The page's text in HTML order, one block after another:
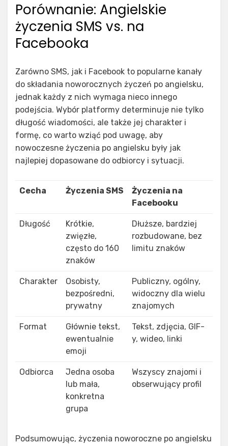
Porównanie: Angielskie
życzenia SMS vs. na
Facebooka
Zarówno SMS, jak i Facebook to popularne kanały
do składania noworocznych życzeń po angielsku,
jednak każdy z nich wymaga nieco innego
podejścia. Wybór platformy determinuje nie tylko
długość wiadomości, ale także jej charakter i
formę, co warto wziąć pod uwagę, aby
nowoczesne życzenia po angielsku były jak
najlepiej dopasowane do odbiorcy i sytuacji.
Cecha Życzenia SMS
Życzenia na
Facebooku
Długość
Krótkie,
zwięzłe,
często do 160
znaków
Dłuższe, bardziej
rozbudowane, bez
limitu znaków
Charakter
Osobisty,
bezpośredni,
prywatny
Publiczny, ogólny,
widoczny dla wielu
znajomych
Format
Głównie tekst,
ewentualnie
emoji
Tekst, zdjęcia, GIF-
y, wideo, linki
Odbiorca
Jedna osoba
lub mała,
konkretna
grupa
Wszyscy znajomi i
obserwujący profil
Podsumowując, życzenia noworoczne po angielsku